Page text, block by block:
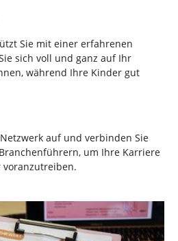
Sie mit einer erfahrenen
sich voll und ganz auf Ihr
während Ihre Kinder gut
auf und verbinden Sie
um Ihre Karriere